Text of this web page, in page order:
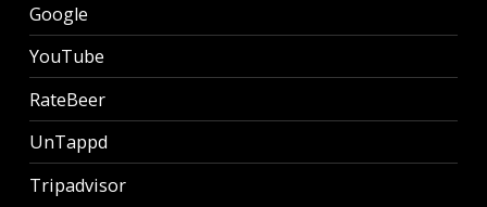
Google
YouTube
RateBeer
UnTappd
Tripadvisor